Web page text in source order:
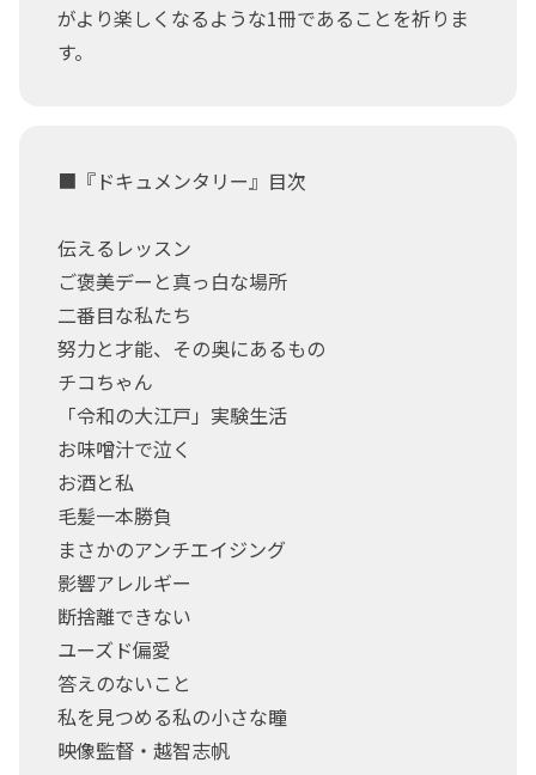
がより楽しくなるような1冊であることを祈りま
す。
■『ドキュメンタリー』目次
伝えるレッスン
ご褒美デーと真っ白な場所
二番目な私たち
努力と才能、その奥にあるもの
チコちゃん
「令和の大江戸」実験生活
お味噌汁で泣く
お酒と私
毛髪一本勝負
まさかのアンチエイジング
影響アレルギー
断捨離できない
ユーズド偏愛
答えのないこと
私を見つめる私の小さな瞳
映像監督・越智志帆